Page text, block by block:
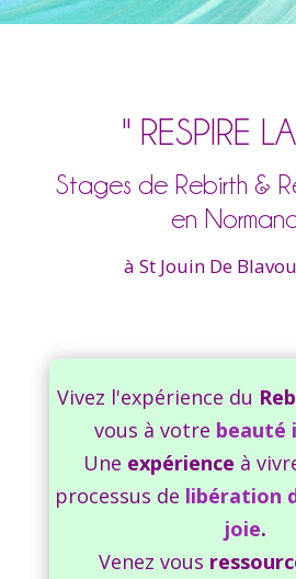
" RESPIRE
Stages de Rebirth &
en
à St Jouin De
Vivez l'expérience du
vous à votre beauté
Une expérience à
processus de libération
joie.
Venez vous